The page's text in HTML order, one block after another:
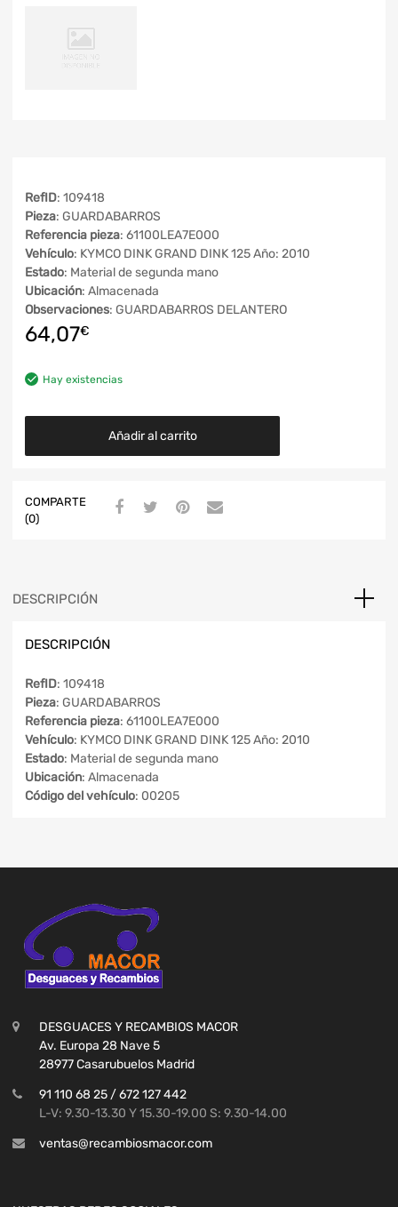
RefID: 109418
Pieza: GUARDABARROS
Referencia pieza: 61100LEA7E000
Vehículo: KYMCO DINK GRAND DINK 125 Año: 2010
Estado: Material de segunda mano
Ubicación: Almacenada
Observaciones: GUARDABARROS DELANTERO
64,07€
Hay existencias
Añadir al carrito
COMPARTE
(0)
DESCRIPCIÓN
DESCRIPCIÓN
RefID: 109418
Pieza: GUARDABARROS
Referencia pieza: 61100LEA7E000
Vehículo: KYMCO DINK GRAND DINK 125 Año: 2010
Estado: Material de segunda mano
Ubicación: Almacenada
Código del vehículo: 00205
DESGUACES Y RECAMBIOS MACOR
Av. Europa 28 Nave 5
28977 Casarubuelos Madrid
91 110 68 25 / 672 127 442
L-V: 9.30-13.30 Y 15.30-19.00 S: 9.30-14.00
ventas@recambiosmacor.com